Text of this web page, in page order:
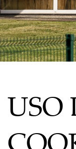
USO